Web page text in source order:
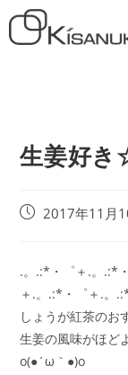
生姜好
2017年11月
.。.:*・゜＋.。.:*
＋.。.:*・゜＋.。
しょうが紅茶のお
生姜の風味がほど
o(●´ω｀●)o